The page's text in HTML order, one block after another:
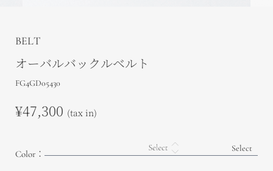
BELT
オーバルバックルベルト
FG4GD05430
¥47,300 (tax in)
Color：